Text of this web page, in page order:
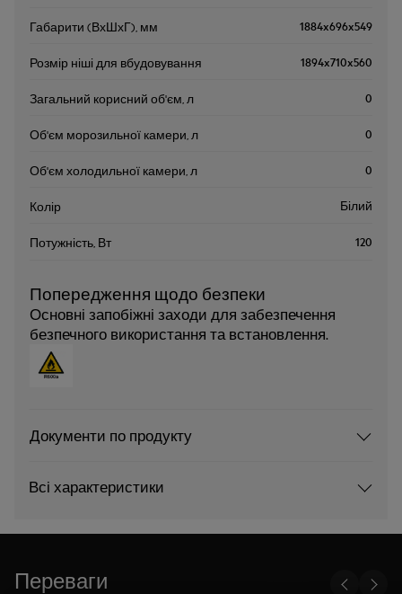
Габарити (ВхШхГ), мм 1884x696x549
Розмір ніші для вбудовування 1894x710x560
Загальний корисний об'єм, л 0
Об'єм морозильної камери, л 0
Об'єм холодильної камери, л 0
Колір Білий
Потужність, Вт 120
Попередження щодо безпеки
Основні запобіжні заходи для забезпечення
безпечного використання та встановлення.
Документи по продукту
Всі характеристики
Переваги